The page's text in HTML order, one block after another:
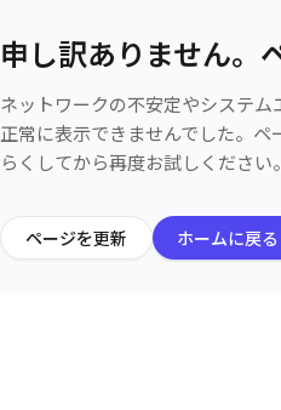
申し訳ありません。
ネットワークの不安定やシステム
正常に表示できませんでした。ペ
らくしてから再度お試しください。
ページを更新 ホームに戻る